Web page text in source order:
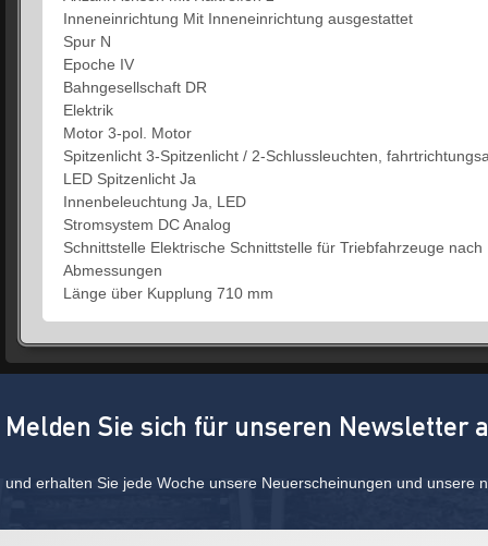
Inneneinrichtung Mit Inneneinrichtung ausgestattet
Spur N
Epoche IV
Bahngesellschaft DR
Elektrik
Motor 3-pol. Motor
Spitzenlicht 3-Spitzenlicht / 2-Schlussleuchten,
LED Spitzenlicht Ja
Innenbeleuchtung Ja, LED
Stromsystem DC Analog
Schnittstelle Elektrische Schnittstelle für Triebfahrzeuge
Abmessungen
Länge über Kupplung 710 mm
Melden Sie sich für unseren Newsletter
und erhalten Sie jede Woche unsere Neuerscheinungen und unsere